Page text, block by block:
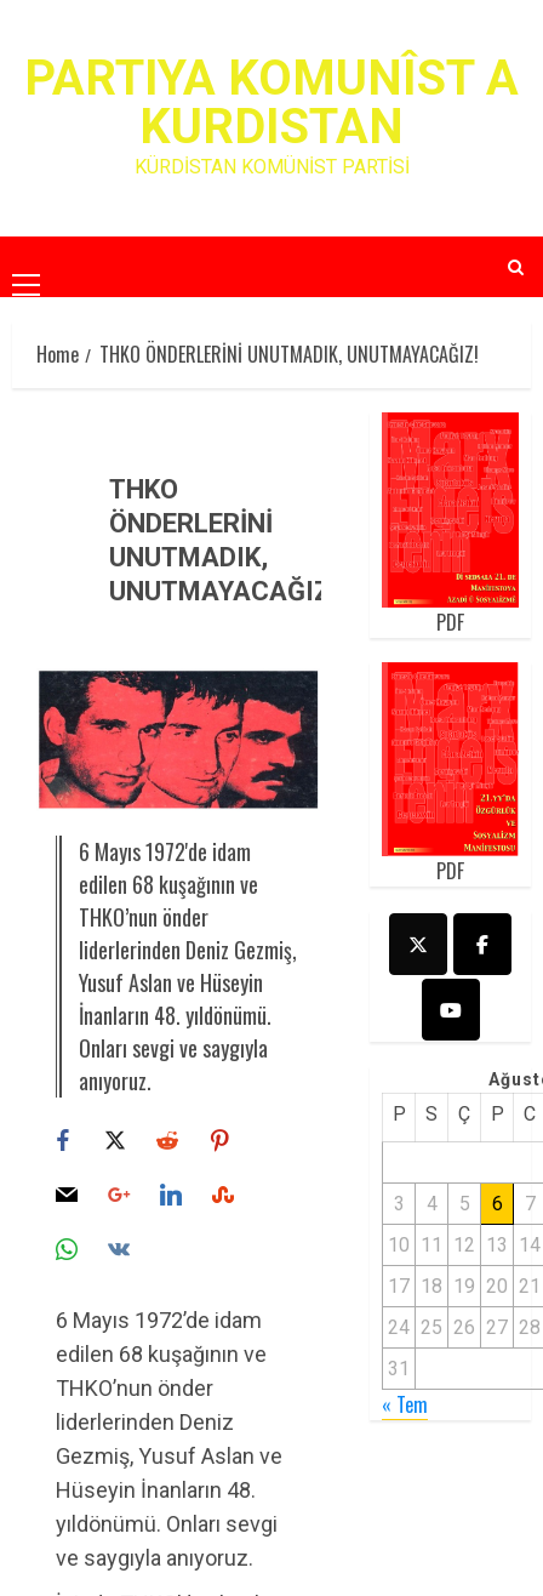
contentPARTIYA KOMUNÎST A
KURDISTAN
KÜRDİSTAN KOMÜNİST PARTİSİ
Primary
Menu
Home
THKO ÖNDERLERİNİ UNUTMADIK, UNUTMAYACAĞIZ!
THKO
ÖNDERLERİNİ
UNUTMADIK,
UNUTMAYACAĞIZ!
6 Mayıs 1972'de idam
edilen 68 kuşağının ve
THKO’nun önder
liderlerinden Deniz Gezmiş,
Yusuf Aslan ve Hüseyin
İnanların 48. yıldönümü.
Onları sevgi ve saygıyla
anıyoruz.
6 Mayıs 1972’de idam
edilen 68 kuşağının ve
THKO’nun önder
liderlerinden Deniz
Gezmiş, Yusuf Aslan ve
Hüseyin İnanların 48.
yıldönümü. Onları sevgi
ve saygıyla anıyoruz.
PDF
PDF
P S Ç P C
3 4 5 6
7
10 11 12 13
14
17 18 19 20 21
24 25 26 27 28
31
« Tem